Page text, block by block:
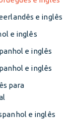
e inglês
e inglês
e inglês
e inglês
para
e inglês